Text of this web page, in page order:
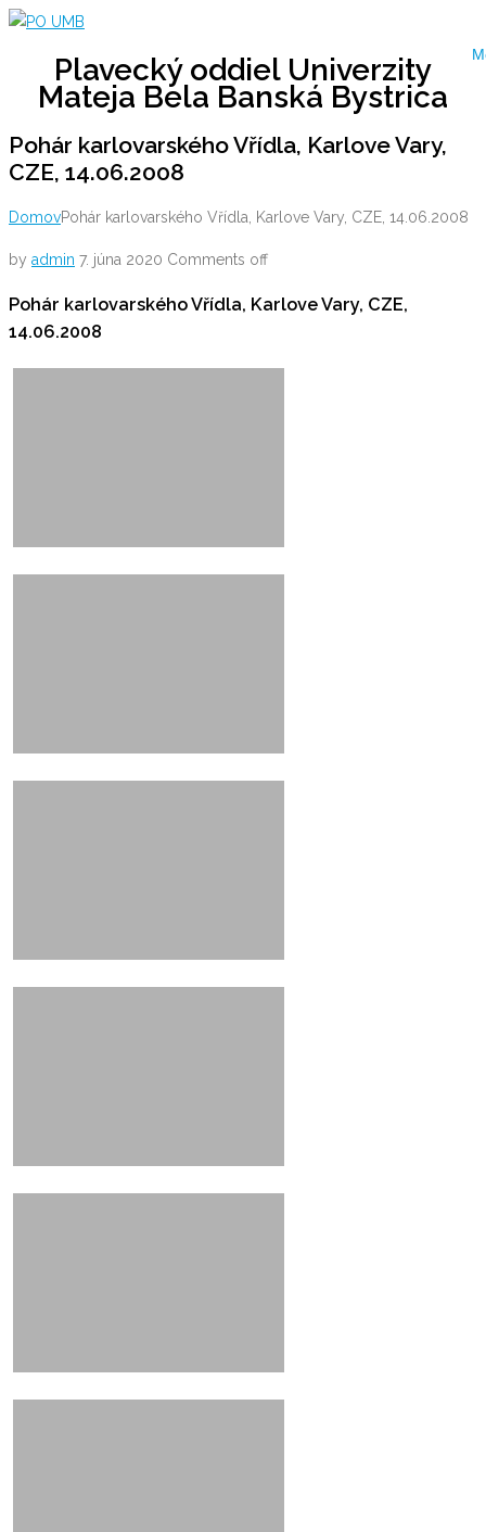
Skip
contentPlavecký oddiel Univerzity
Mateja Bela Banská Bystrica
Pohár karlovarského Vřídla, Karlove Vary,
CZE, 14.06.2008
DomovPohár karlovarského Vřídla, Karlove Vary, CZE, 14.06.2008
by admin 7. júna 2020 Comments off
Pohár karlovarského Vřídla, Karlove Vary, CZE,
14.06.2008